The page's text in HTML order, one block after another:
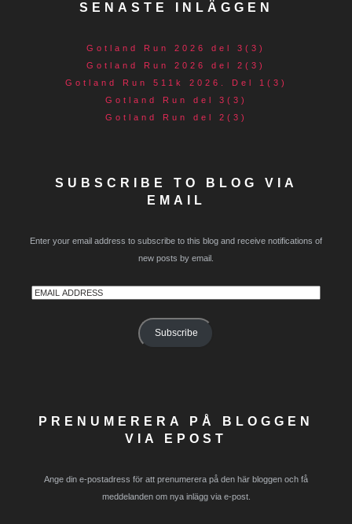
SENASTE INLÄGGEN
Gotland Run 2026 del 3(3)
Gotland Run 2026 del 2(3)
Gotland Run 511k 2026. Del 1(3)
Gotland Run del 3(3)
Gotland Run del 2(3)
SUBSCRIBE TO BLOG VIA
EMAIL
Enter your email address to subscribe to this blog and receive notifications of
new posts by email.
Email
Subscribe
PRENUMERERA PÅ BLOGGEN
VIA EPOST
Ange din e-postadress för att prenumerera på den här bloggen och få
meddelanden om nya inlägg via e-post.